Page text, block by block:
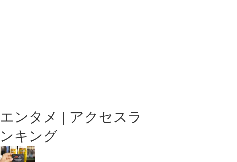
エンタメ | アクセスラ
ンキング